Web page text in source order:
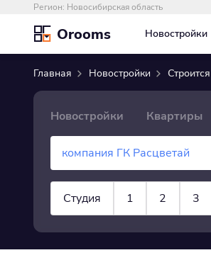
Регион: Новосибирская область
Orooms Новостройки
Главная Новостройки Строится
Новостройки Квартиры
Студия 1 2 3
×